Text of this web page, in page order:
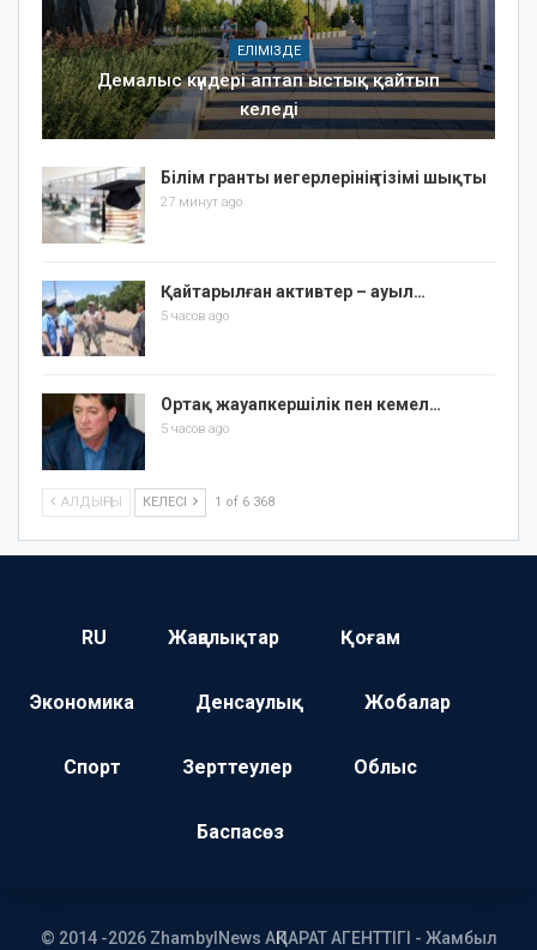
ЕЛІМІЗДЕ
Демалыс күндері аптап ыстық қайтып
келеді
Білім гранты иегерлерінің тізімі шықты
27 минут ago
Қайтарылған активтер – ауыл…
5 часов ago
Ортақ жауапкершілік пен кемел…
5 часов ago
АЛДЫҢҒЫ КЕЛЕСІ 1 of 6 368
RU Жаңалықтар Қоғам
Экономика Денсаулық Жобалар
Спорт Зерттеулер Облыс
Баспасөз
© 2014 -2026 ZhambylNews АҚПАРАТ АГЕНТТІГІ - Жамбыл